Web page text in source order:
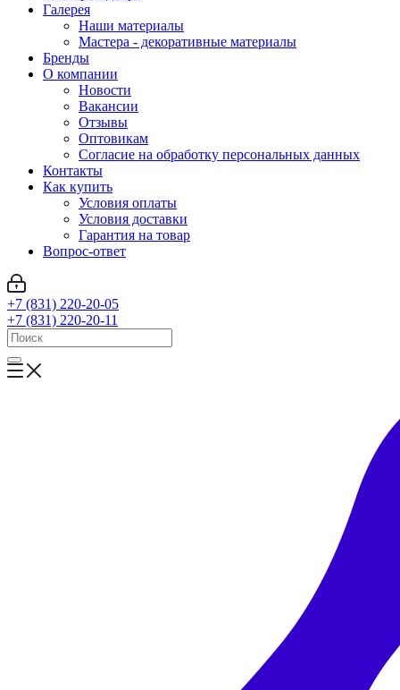
Галерея
Наши материалы
Мастера - декоративные материалы
Бренды
О компании
Новости
Вакансии
Отзывы
Оптовикам
Cогласие на обработку персональных данных
Контакты
Как купить
Условия оплаты
Условия доставки
Гарантия на товар
Вопрос-ответ
+7 (831) 220-20-05
+7 (831) 220-20-11